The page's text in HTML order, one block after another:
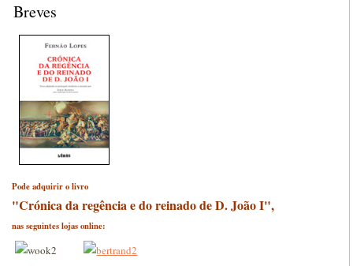
Breves
Pode adquirir o livro
"Crónica da regência e do reinado de D. João I",
nas seguintes lojas online: